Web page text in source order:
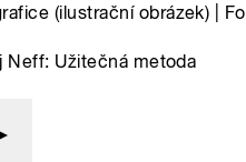
(ilustrační obrázek) |
Neff: Užitečná metoda